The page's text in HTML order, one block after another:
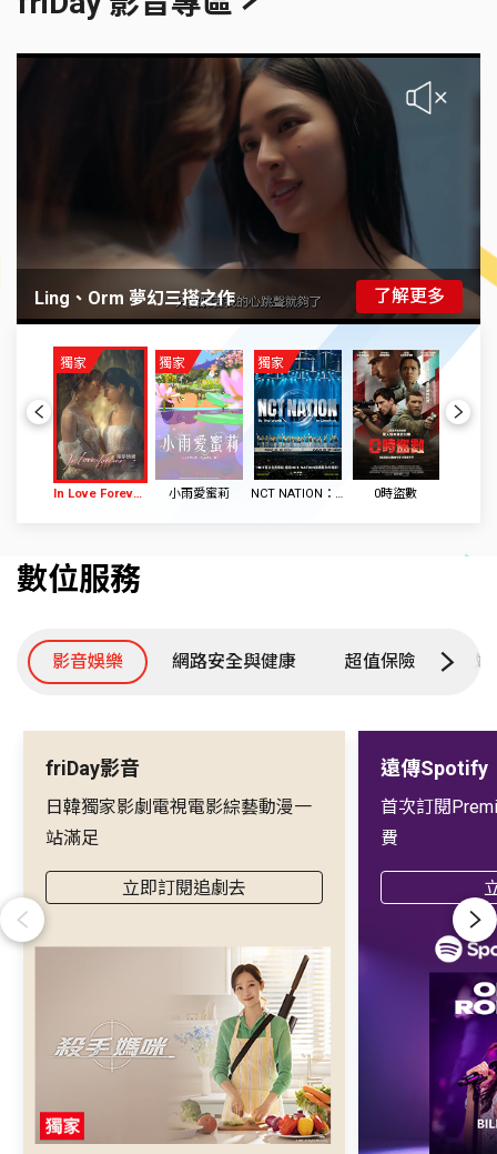
Ling、Orm 夢幻三搭之作 了解更多
Previous
獨家
In Love Forever 繪夢婚禮
獨家
小雨愛蜜莉
獨家
0時盜數
Next
數位服務
影音娛樂 網路安全與健康 超值保險 數
Previous
friDay影音
日韓獨家影劇電視電影綜藝動漫一
站滿足
立即訂閱追劇去
遠傳Spotify
首次訂閱
費
Next